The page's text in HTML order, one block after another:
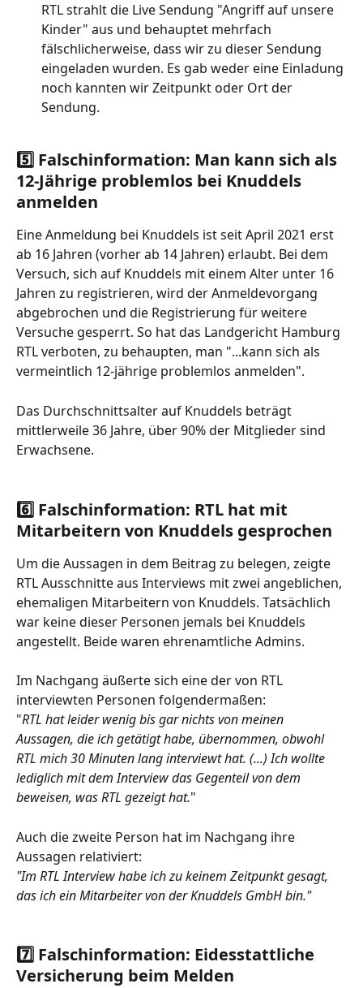
RTL strahlt die Live Sendung "Angriff auf unsere
Kinder" aus und behauptet mehrfach
fälschlicherweise, dass wir zu dieser Sendung
eingeladen wurden. Es gab weder eine Einladung
noch kannten wir Zeitpunkt oder Ort der
Sendung.
5️⃣ Falschinformation: Man kann sich als
12-Jährige problemlos bei Knuddels
anmelden
Eine Anmeldung bei Knuddels ist seit April 2021 erst
ab 16 Jahren (vorher ab 14 Jahren) erlaubt. Bei dem
Versuch, sich auf Knuddels mit einem Alter unter 16
Jahren zu registrieren, wird der Anmeldevorgang
abgebrochen und die Registrierung für weitere
Versuche gesperrt. So hat das Landgericht Hamburg
RTL verboten, zu behaupten, man "...kann sich als
vermeintlich 12-jährige problemlos anmelden".
Das Durchschnittsalter auf Knuddels beträgt
mittlerweile 36 Jahre, über 90% der Mitglieder sind
Erwachsene.
6️⃣ Falschinformation: RTL hat mit
Mitarbeitern von Knuddels gesprochen
Um die Aussagen in dem Beitrag zu belegen, zeigte
RTL Ausschnitte aus Interviews mit zwei angeblichen,
ehemaligen Mitarbeitern von Knuddels. Tatsächlich
war keine dieser Personen jemals bei Knuddels
angestellt. Beide waren ehrenamtliche Admins.
Im Nachgang äußerte sich eine der von RTL
interviewten Personen folgendermaßen:
"RTL hat leider wenig bis gar nichts von meinen
Aussagen, die ich getätigt habe, übernommen, obwohl
RTL mich 30 Minuten lang interviewt hat. (...) Ich wollte
lediglich mit dem Interview das Gegenteil von dem
beweisen, was RTL gezeigt hat."
Auch die zweite Person hat im Nachgang ihre
Aussagen relativiert:
"Im RTL Interview habe ich zu keinem Zeitpunkt gesagt,
das ich ein Mitarbeiter von der Knuddels GmbH bin."
7️⃣ Falschinformation: Eidesstattliche
Versicherung beim Melden